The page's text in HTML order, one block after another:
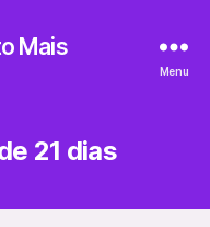
Mais
Menu
21 dias